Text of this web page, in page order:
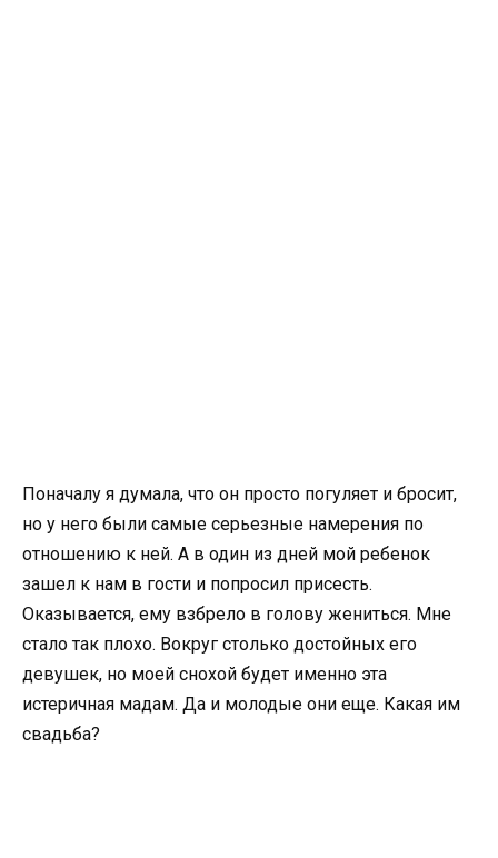
Поначалу я думала, что он просто погуляет и бросит,
но у него были самые серьезные намерения по
отношению к ней. А в один из дней мой ребенок
зашел к нам в гости и попросил присесть.
Оказывается, ему взбрело в голову жениться. Мне
стало так плохо. Вокруг столько достойных его
девушек, но моей снохой будет именно эта
истеричная мадам. Да и молодые они еще. Какая им
свадьба?